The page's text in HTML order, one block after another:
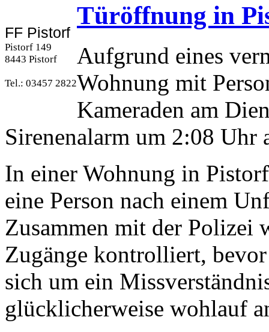
FF Pistorf
Pistorf 149
8443 Pistorf
Tel.: 03457 2822
Türöffnung in
Aufgrund eines
Wohnung mit
Kameraden am
Sirenenalarm um 2:08 Uhr
In einer Wohnung in
eine Person nach einem
Zusammen mit der Polizei
Zugänge kontrolliert, bevor
sich um ein
glücklicherweise wohlauf